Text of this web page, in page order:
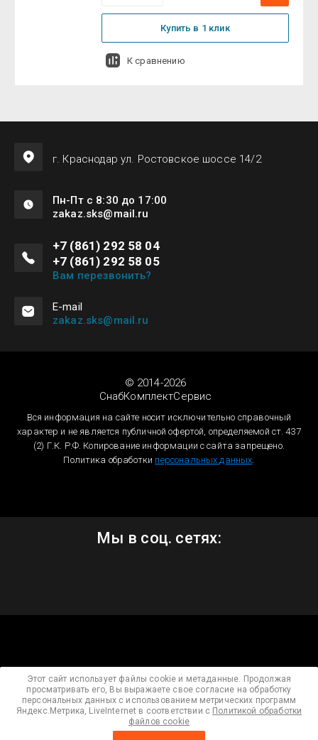
Купить в 1 клик
К сравнению
г. Краснодар ул. Ростовское шоссе 14/2
Пн-Пт с 8:30 до 17:00
zakaz.sks@mail.ru
+7 (861) 292 58 04
+7 (861) 292 58 05
Вам перезвонить?
Е-mail
zakaz.sks@mail.ru
© 2014-2026
СнабКомплектСервис
Вся информация на сайте носит исключительно справочный
характер и не является публичной офертой, определяемой ст. 437
(2) Г.К. Р.Ф. Копирование информации с сайта запрещено.
Политика обработки персональных данных.
Мы в соц. сетях:
Мегагрупп.ру
Этот сайт использует файлы cookie и метаданные. Продолжая
просматривать его, Вы выражаете свое согласие на обработку
персональных данных с использованием метрических программ
Яндекс.Метрика, LiveInternet в соответствии с Политикой обработки
файлов cookie